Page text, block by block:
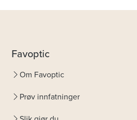
Favoptic
Om Favoptic
Prøv innfatninger